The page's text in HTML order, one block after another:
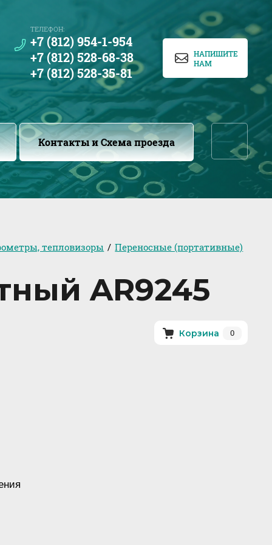
ТЕЛЕФОН:
+7 (812) 954-1-954
+7 (812) 528-68-38
+7 (812) 528-35-81
НАПИШИТЕ
НАМ
Контакты и Схема проезда ...
тепловизоры / Переносные (портативные)
AR9245
Корзина 0